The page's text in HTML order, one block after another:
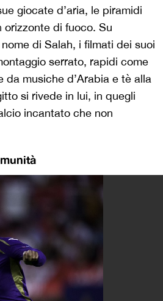
giocate d’aria, le piramidi
orizzonte di fuoco. Su
di Salah, i filmati dei suoi
serrato, rapidi come
da musiche d’Arabia e tè alla
si rivede in lui, in quegli
incantato che non